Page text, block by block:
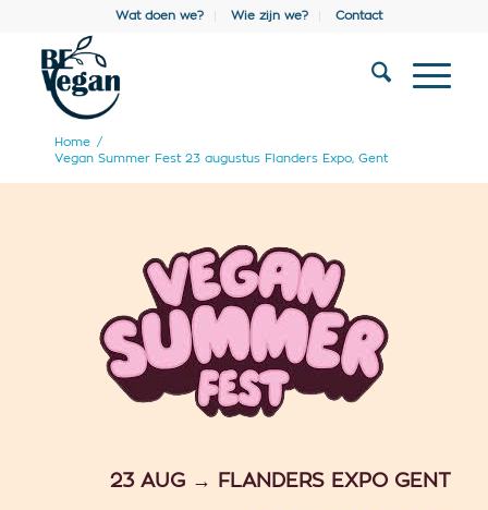
Wat doen we? Wie zijn we? Contact
Home /
Vegan Summer Fest 23 augustus Flanders Expo, Gent
23 AUG → FLANDERS EXPO GENT